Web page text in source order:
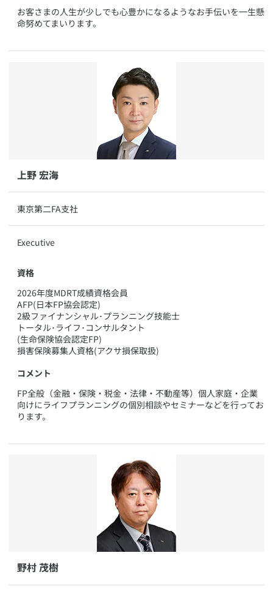
​お客さまの人生が少しでも心豊かになるようなお手伝いを一生懸
命努めてまいります。
​上野 宏海
​​東京第二FA支社
​Executive
資格
​2026年度MDRT成績資格会員
AFP(日本FP協会認定)
2級ファイナンシャル･プランニング技能士
トータル･ライフ･コンサルタント
(生命保険協会認定FP)
損害保険募集人資格(アクサ損保取扱)
コメント
​FP全般（金融・保険・税金・法律・不動産等）個人家庭・企業
向けにライフプランニングの個別相談やセミナーなどを行ってお
ります。
​​​野村 茂樹